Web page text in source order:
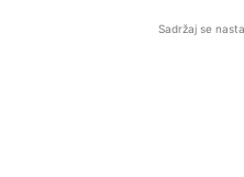
Sadržaj se